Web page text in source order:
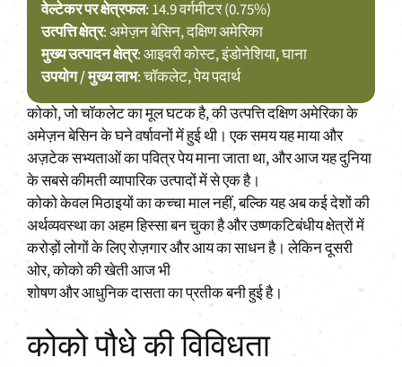
वेल्टेकर पर क्षेत्रफल: 14.9 वर्गमीटर (0.75%)
उत्पत्ति क्षेत्र: अमेज़न बेसिन, दक्षिण अमेरिका
मुख्य उत्पादन क्षेत्र: आइवरी कोस्ट, इंडोनेशिया, घाना
उपयोग / मुख्य लाभ: चॉकलेट, पेय पदार्थ
कोको, जो चॉकलेट का मूल घटक है, की उत्पत्ति दक्षिण अमेरिका के
अमेज़न बेसिन के घने वर्षावनों में हुई थी। एक समय यह माया और
अज़टेक सभ्यताओं का पवित्र पेय माना जाता था, और आज यह दुनिया
के सबसे कीमती व्यापारिक उत्पादों में से एक है।
कोको केवल मिठाइयों का कच्चा माल नहीं, बल्कि यह अब कई देशों की
अर्थव्यवस्था का अहम हिस्सा बन चुका है और उष्णकटिबंधीय क्षेत्रों में
करोड़ों लोगों के लिए रोज़गार और आय का साधन है। लेकिन दूसरी
ओर, कोको की खेती आज भी
शोषण और आधुनिक दासता का प्रतीक बनी हुई है।
कोको पौधे की विविधता